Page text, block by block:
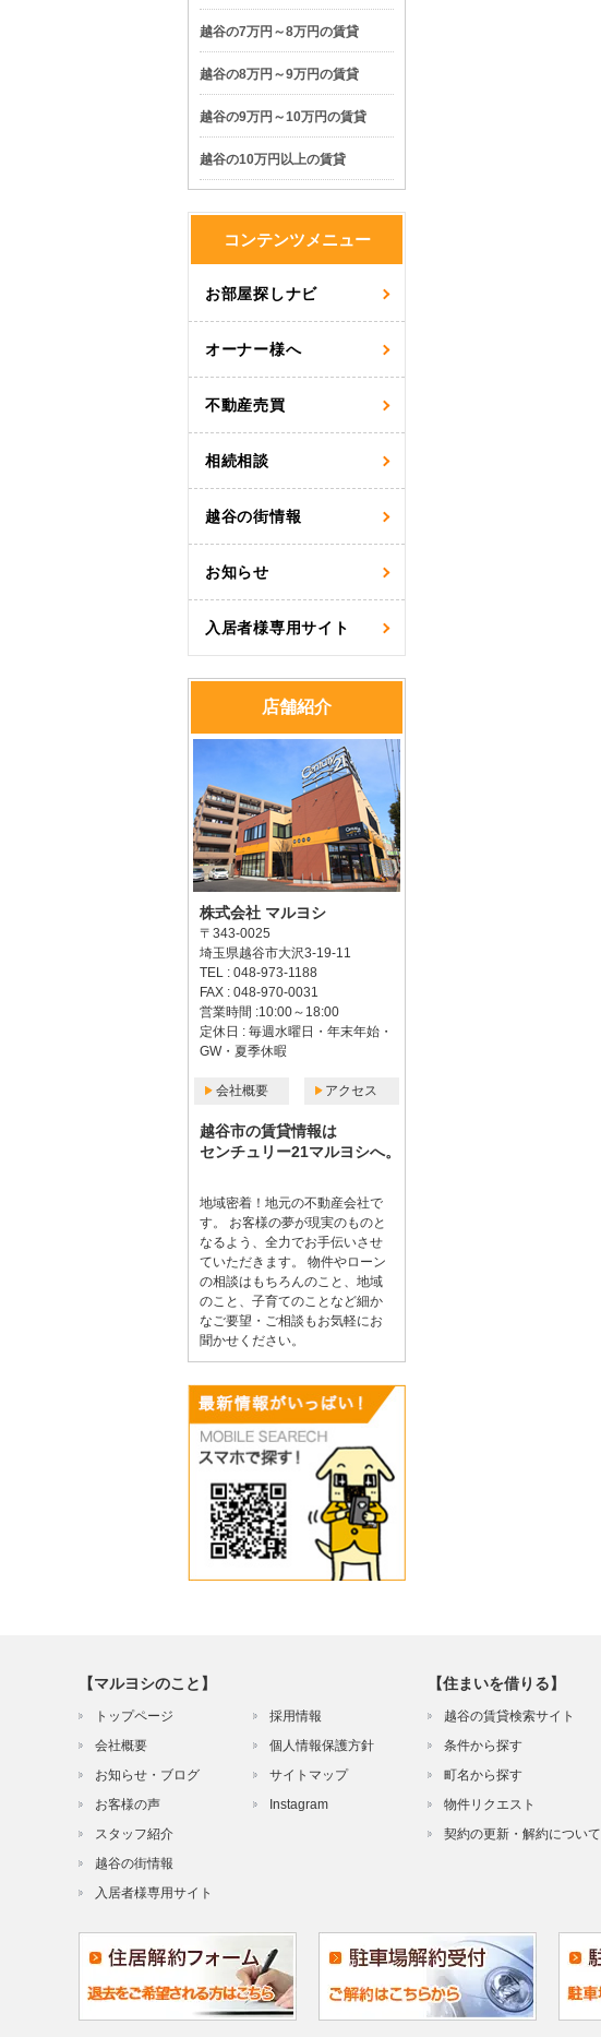
越谷の7万円～8万円の賃貸
越谷の8万円～9万円の賃貸
越谷の9万円～10万円の賃貸
越谷の10万円以上の賃貸
コンテンツメニュー
お部屋探しナビ
オーナー様へ
不動産売買
相続相談
越谷の街情報
お知らせ
入居者様専用サイト
店舗紹介
株式会社 マルヨシ
〒343-0025
埼玉県越谷市大沢3-19-11
TEL : 048-973-1188
FAX : 048-970-0031
営業時間 :10:00～18:00
定休日 : 毎週水曜日・年末年始・
GW・夏季休暇
会社概要 アクセス
越谷市の賃貸情報は
センチュリー21マルヨシへ。
地域密着！地元の不動産会社で
す。 お客様の夢が現実のものと
なるよう、全力でお手伝いさせ
ていただきます。 物件やローン
の相談はもちろんのこと、地域
のこと、子育てのことなど細か
なご要望・ご相談もお気軽にお
聞かせください。
【マルヨシのこと】
トップページ
会社概要
お知らせ・ブログ
お客様の声
スタッフ紹介
越谷の街情報
入居者様専用サイト
採用情報
個人情報保護方針
サイトマップ
Instagram
【住まいを借りる】
越谷の賃貸検索サイト
条件から探す
町名から探す
物件リクエスト
契約の更新・解約について